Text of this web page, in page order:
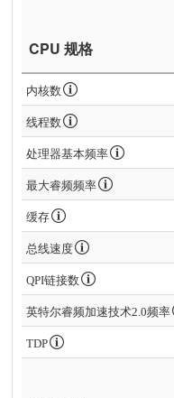
CPU 规格
内核数
线程数
处理器基本频率
最大睿频频率
缓存
总线速度
QPI链接数
英特尔睿频加速技术2.0频率
TDP